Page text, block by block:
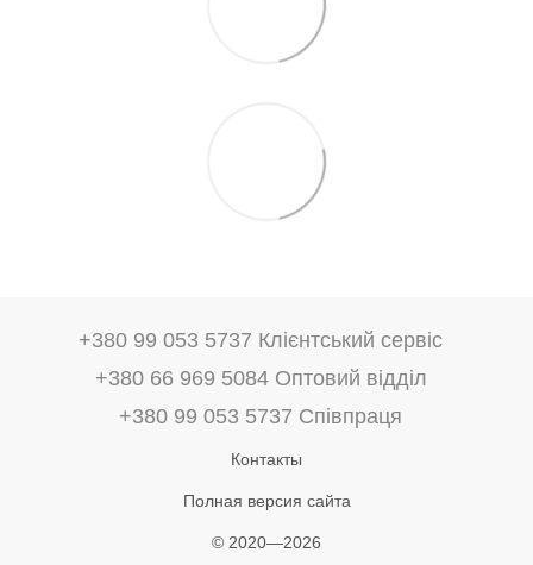
+380 99 053 5737 Клієнтський сервіс
+380 66 969 5084 Оптовий відділ
+380 99 053 5737 Співпраця
Контакты
Полная версия сайта
© 2020—2026